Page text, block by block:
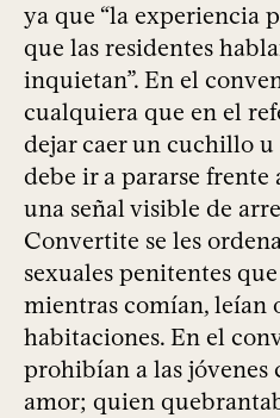
ya que “la experiencia
que las residentes
inquietan”. En el
cualquiera que en el
dejar caer un cuchillo u
debe ir a pararse frente
una señal visible de
Convertite se les
sexuales penitentes
mientras comían, leían
habitaciones. En el
prohibían a las jóvenes
amor; quien